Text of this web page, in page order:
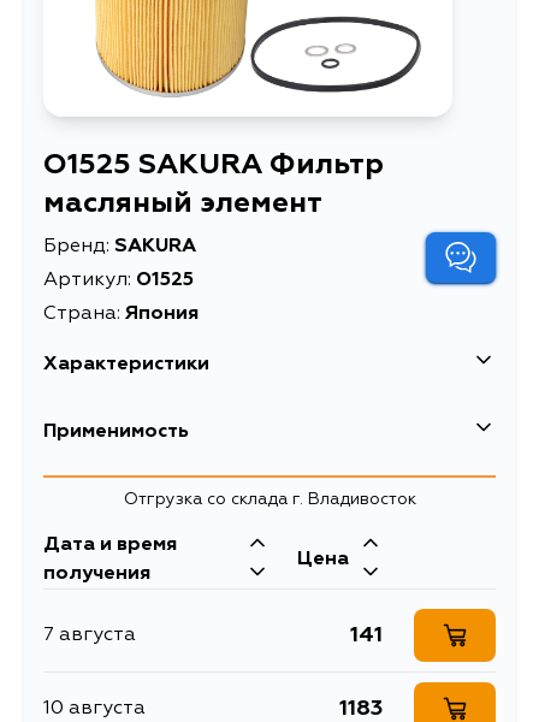
O1525 SAKURA Фильтр
масляный элемент
Бренд: SAKURA
Артикул: O1525
Страна: Япония
Характеристики
EAN-13
Товарная группа масляные фильтры
Применимость
Отгрузка со склада г. Владивосток
Дата и время
получения
Цена
7 августа 141
10 августа 1183